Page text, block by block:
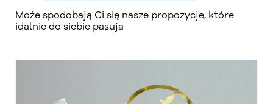
Może spodobają Ci się nasze propozycje, które
idalnie do siebie pasują